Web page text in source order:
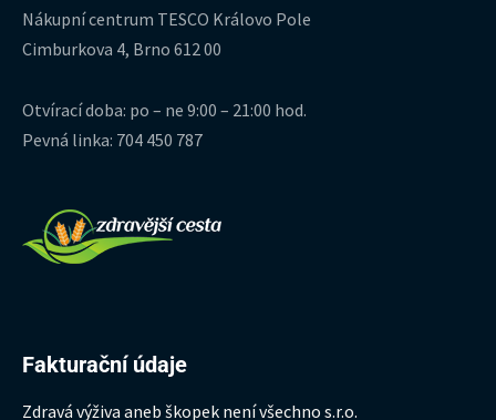
Nákupní centrum TESCO Královo Pole
Cimburkova 4, Brno 612 00
Otvírací doba: po – ne 9:00 – 21:00 hod.
Pevná linka: 704 450 787
Fakturační údaje
Zdravá výživa aneb škopek není všechno s.r.o.